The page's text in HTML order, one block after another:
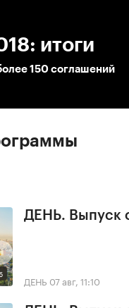
итоги
150 соглашений
ДЕНЬ. Выпуск
ДЕНЬ 07 авг, 11:10